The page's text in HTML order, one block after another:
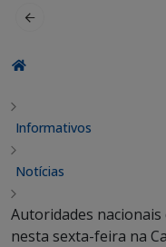
Informativos
Notícias
Autoridades
nesta sexta-feira na